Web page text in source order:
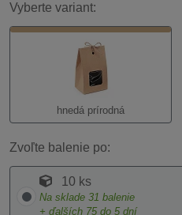
Vyberte variant:
hnedá prírodná
Zvoľte balenie po:
10 ks
Na sklade 31 balenie
+ ďalších 75 do 5 dní